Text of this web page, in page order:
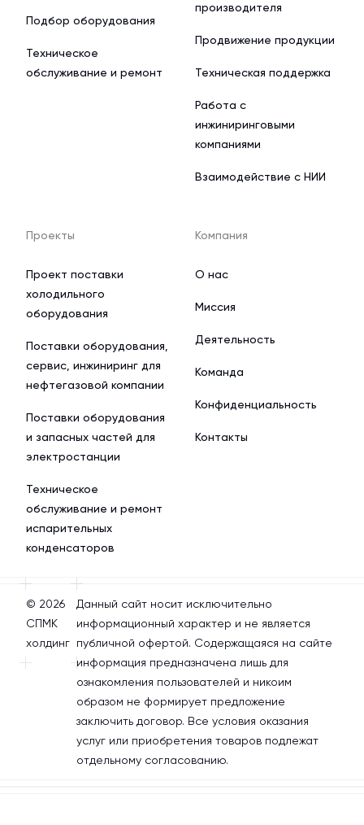
Подбор оборудования
Техническое
обслуживание и ремонт
производителя
Продвижение продукции
Техническая поддержка
Работа с
инжиниринговыми
компаниями
Взаимодействие с НИИ
Проекты
Проект поставки
холодильного
оборудования
Поставки оборудования,
сервис, инжиниринг для
нефтегазовой компании
Поставки оборудования
и запасных частей для
электростанции
Техническое
обслуживание и ремонт
испарительных
конденсаторов
Компания
О нас
Миссия
Деятельность
Команда
Конфиденциальность
Контакты
© 2026
СПМК
холдинг
Данный сайт носит исключительно
информационный характер и не является
публичной офертой. Содержащаяся на сайте
информация предназначена лишь для
ознакомления пользователей и никоим
образом не формирует предложение
заключить договор. Все условия оказания
услуг или приобретения товаров подлежат
отдельному согласованию.